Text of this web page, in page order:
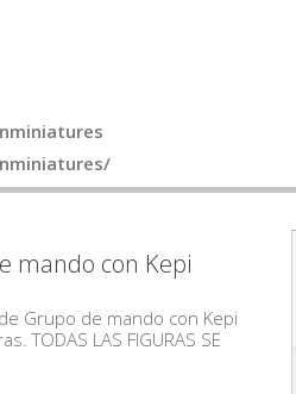
mando con Kepi
Grupo de mando con Kepi
TODAS LAS FIGURAS SE